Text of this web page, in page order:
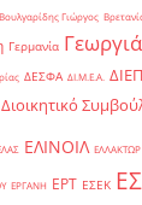
Βουλγαρίδης Γιώργος
Γερμανία
ΔΕΣΦΑ ΔΙ.Μ.Ε.Α.
Διοικητικό
ΕΛΙΝΟΙΛ ΕΛΛΑΚΤΩΡ
ΕΡΓΑΝΗ ΕΡΤ ΕΣΕΚ